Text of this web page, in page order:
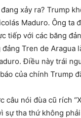
xảy ra? Trump
Maduro. Ông ta
tiếp với các băng
Tren de Aragua
Điều này trái
của chính Trump
câu nói đùa cũ rích
sự tha thứ không